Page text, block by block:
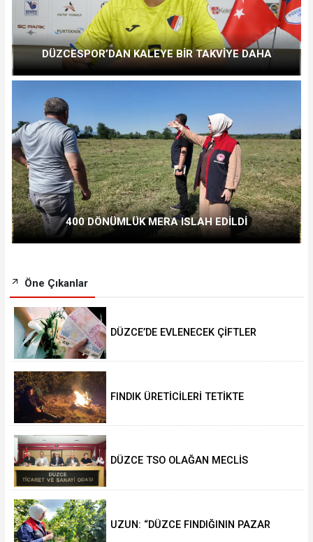
DÜZCESPOR’DAN KALEYE BİR TAKVİYE DAHA
400 DÖNÜMLÜK MERA ISLAH EDİLDİ
Öne Çıkanlar
DÜZCE’DE EVLENECEK ÇİFTLER
FINDIK ÜRETİCİLERİ TETİKTE
DÜZCE TSO OLAĞAN MECLİS
UZUN: “DÜZCE FINDIĞININ PAZAR